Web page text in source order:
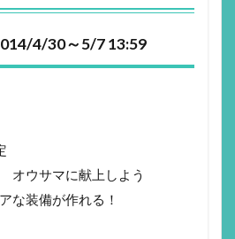
4/30～5/7 13:59
オウサマに献上しよう
な装備が作れる！